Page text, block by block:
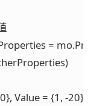
=
Value = {1, -20}",